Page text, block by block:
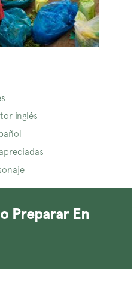
inglés
Preparar En